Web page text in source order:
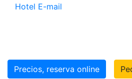
Hotel E-mail
Precios, reserva online